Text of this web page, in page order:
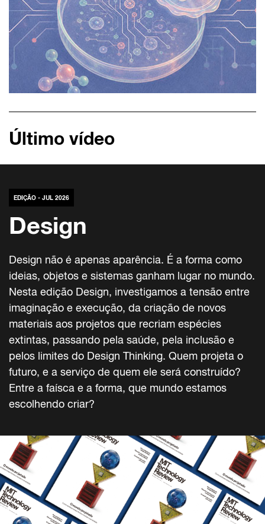
Último vídeo
EDIÇÃO - JUL 2026
Design
Design não é apenas aparência. É a forma como
ideias, objetos e sistemas ganham lugar no mundo.
Nesta edição Design, investigamos a tensão entre
imaginação e execução, da criação de novos
materiais aos projetos que recriam espécies
extintas, passando pela saúde, pela inclusão e
pelos limites do Design Thinking. Quem projeta o
futuro, e a serviço de quem ele será construído?
Entre a faísca e a forma, que mundo estamos
escolhendo criar?